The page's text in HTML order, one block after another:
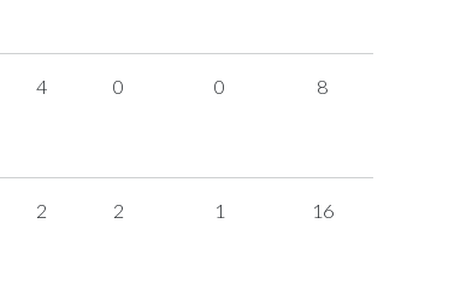
4 0 0 8
2 2 1 16